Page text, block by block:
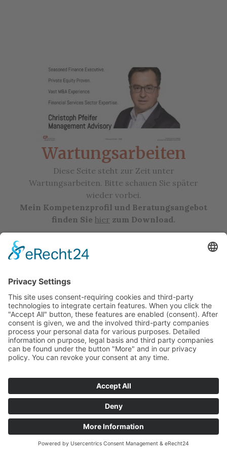
Wartungsarbeiten
Diese Seite steht zur Zeit unter
Wartungsarbeiten. Bitte schauen Sie später
wieder vorbei.
Mein Kompetenzprofil und Beratungsangebot
finden Sie hier zum Download.
+ 49 162 1033494
info@pfeifer-advisory.de